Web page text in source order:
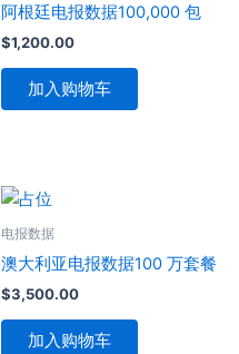
阿根廷电报数据100,000 包
$1,200.00
加入购物车
电报数据
澳大利亚电报数据100 万套餐
$3,500.00
加入购物车